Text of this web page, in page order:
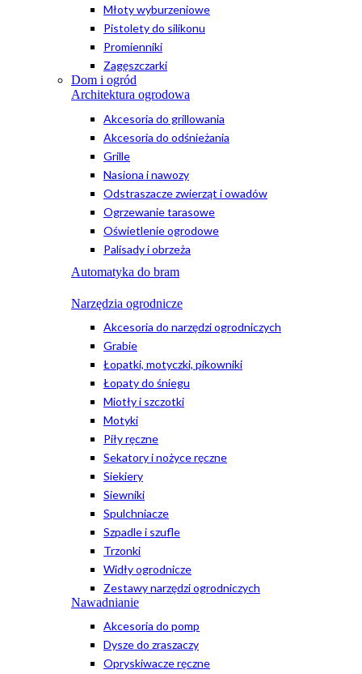
Młoty wyburzeniowe
Pistolety do silikonu
Promienniki
Zagęszczarki
Dom i ogród
Architektura ogrodowa
Akcesoria do grillowania
Akcesoria do odśnieżania
Grille
Nasiona i nawozy
Odstraszacze zwierząt i owadów
Ogrzewanie tarasowe
Oświetlenie ogrodowe
Palisady i obrzeża
Automatyka do bram
Narzędzia ogrodnicze
Akcesoria do narzędzi ogrodniczych
Grabie
Łopatki, motyczki, pikowniki
Łopaty do śniegu
Miotły i szczotki
Motyki
Piły ręczne
Sekatory i nożyce ręczne
Siekiery
Siewniki
Spulchniacze
Szpadle i szufle
Trzonki
Widły ogrodnicze
Zestawy narzędzi ogrodniczych
Nawadnianie
Akcesoria do pomp
Dysze do zraszaczy
Opryskiwacze ręczne